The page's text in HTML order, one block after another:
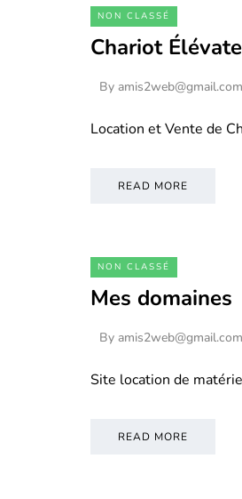
NON CLASSÉ
Chariot
By amis2web@gmail.com
Location et Vente de
READ MORE
NON CLASSÉ
Mes domaines
By amis2web@gmail.com
Site location de
READ MORE